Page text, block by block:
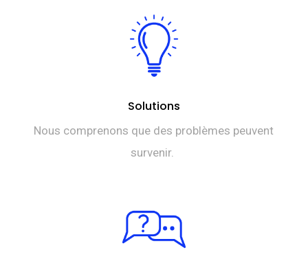
Solutions
Nous comprenons que des problèmes peuvent
survenir.